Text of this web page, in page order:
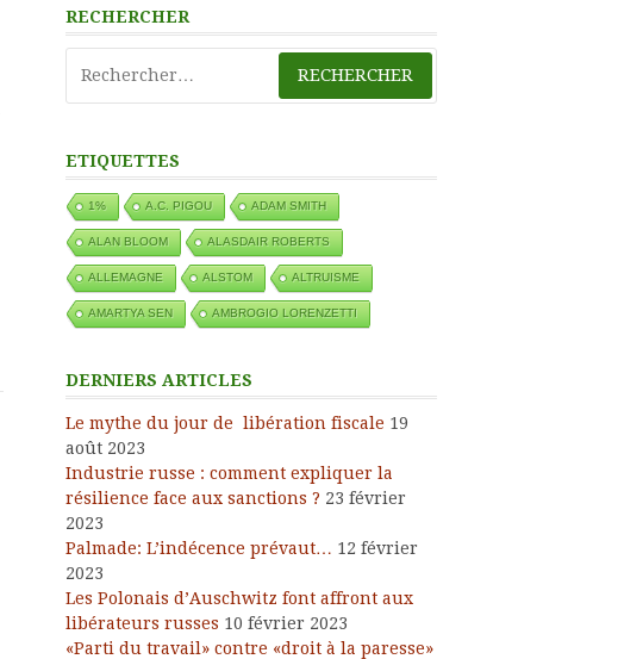
RECHERCHER
ETIQUETTES
1% A.C. PIGOU ADAM SMITH
ALAN BLOOM ALASDAIR ROBERTS
ALLEMAGNE ALSTOM ALTRUISME
AMARTYA SEN AMBROGIO LORENZETTI
DERNIERS ARTICLES
Le mythe du jour de libération fiscale 19
août 2023
Industrie russe : comment expliquer la
résilience face aux sanctions ? 23 février
2023
Palmade: L’indécence prévaut… 12 février
2023
Les Polonais d’Auschwitz font affront aux
libérateurs russes 10 février 2023
«Parti du travail» contre «droit à la paresse»